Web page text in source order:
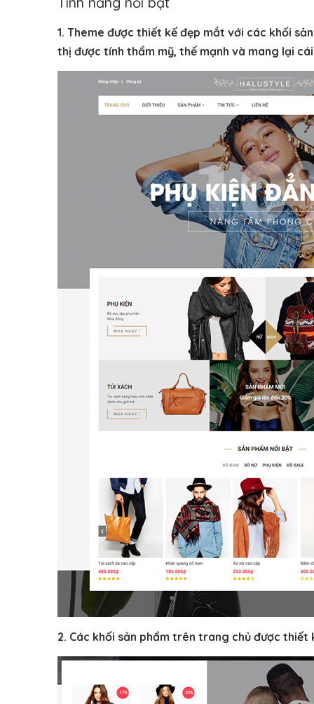
1. Theme được thiết kế đẹp mắt với các khối
thị được tính thẩm mỹ, thế mạnh và mang lại
2. Các khối sản phẩm trên trang chủ được